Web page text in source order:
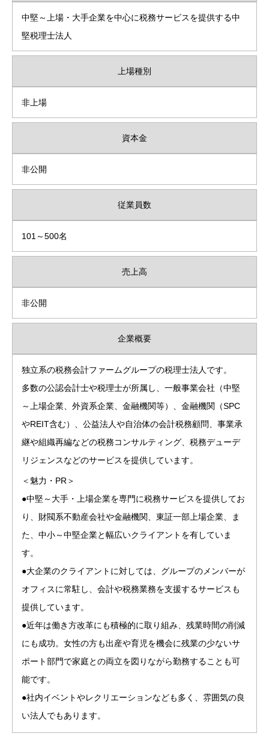
中堅～上場・大手企業を中心に税務サービスを提供する中
堅税理士法人
上場種別
非上場
資本金
非公開
従業員数
101～500名
売上高
非公開
企業概要
独立系の税務会計ファームグループの税理士法人です。
多数の公認会計士や税理士が所属し、一般事業会社（中堅
～上場企業、外資系企業、金融機関等）、金融機関（SPC
やREIT含む）、公益法人や自治体の会計税務顧問、事業承
継や組織再編などの税務コンサルティング、税務デューデ
リジェンスなどのサービスを提供しています。
＜魅力・PR＞
●中堅～大手・上場企業を専門に税務サービスを提供してお
り、財閥系不動産会社や金融機関、東証一部上場企業、ま
た、中小～中堅企業と幅広いクライアントを有していま
す。
●大企業のクライアントに対しては、グループのメンバーが
オフィスに常駐し、会計や税務業務を支援するサービスも
提供しています。
●近年は働き方改革にも積極的に取り組み、残業時間の削減
にも成功。女性の方も出産や育児を機会に残業の少ないサ
ポート部門で家庭との両立を図りながら勤務することも可
能です。
●社内イベントやレクリエーションなども多く、雰囲気の良
い法人でもあります。